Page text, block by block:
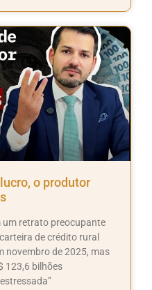
o produtor
um retrato preocupante
de crédito rural
novembro de 2025, mas
123,6 bilhões